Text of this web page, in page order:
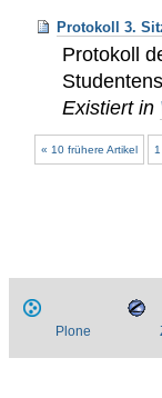
Protokoll 3.
Protokoll
Existiert in
« 10 frühere Artikel 1
Plone